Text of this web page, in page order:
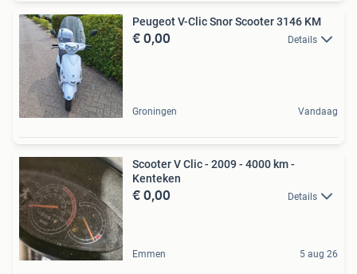
Peugeot V-Clic Snor Scooter 3146 KM
€ 0,00 Details
Groningen Vandaag
Scooter V Clic - 2009 - 4000 km -
Kenteken
€ 0,00 Details
Emmen 5 aug 26